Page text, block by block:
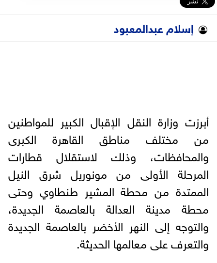
إسلام عبدالمعبود
أبرزت وزارة النقل الإقبال الكبير للمواطنين
من مختلف مناطق القاهرة الكبرى
والمحافظات، وذلك لاستقلال قطارات
المرحلة الأولى من مونوريل شرق النيل
الممتدة من محطة المشير طنطاوي وحتى
محطة مدينة العدالة بالعاصمة الجديدة،
والتوجه إلى النهر الأخضر بالعاصمة الجديدة
والتعرف على معالمها الحديثة.